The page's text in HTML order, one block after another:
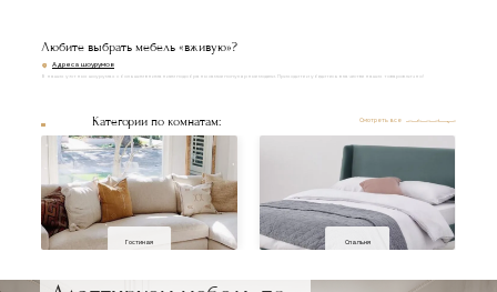
Любите выбрать мебель «вживую»?
Адреса шоурумов
В наших уютных шоурумах с большим вниманием подобраны самые популярные модели. Приходите и убедитесь в качестве наших товаров лично!
Категории по комнатам: Смотреть все
Гостиная Спальня